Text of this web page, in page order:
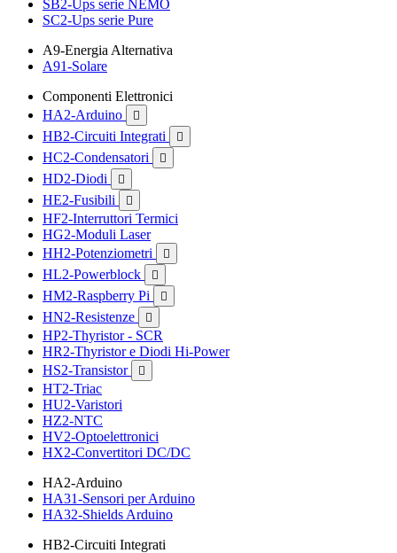
SB2-Ups serie NEMO
SC2-Ups serie Pure
A9-Energia Alternativa
A91-Solare
Componenti Elettronici
HA2-Arduino

HB2-Circuiti Integrati 
HC2-Condensatori 
HD2-Diodi 
HE2-Fusibili 
HF2-Interruttori Termici
HG2-Moduli Laser
HH2-Potenziometri

HL2-Powerblock 
HM2-Raspberry Pi 
HN2-Resistenze 
HP2-Thyristor - SCR
HR2-Thyristor e Diodi Hi-Power
HS2-Transistor

HT2-Triac
HU2-Varistori
HZ2-NTC
HV2-Optoelettronici
HX2-Convertitori DC/DC
HA2-Arduino
HA31-Sensori per Arduino
HA32-Shields Arduino
HB2-Circuiti Integrati